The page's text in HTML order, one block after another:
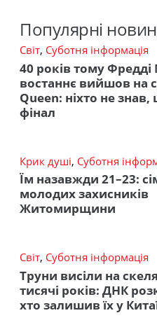
Популярні
Світ, Суботня інформація
40 років тому Фредді
востаннє вийшов на
Queen: ніхто не
фінал
Крик душі, Суботня
Їм назавжди 21–23:
молодих захисників
Житомирщини
Світ, Суботня інформація
Труни висіли на
тисячі років: ДНК
хто залишив їх у